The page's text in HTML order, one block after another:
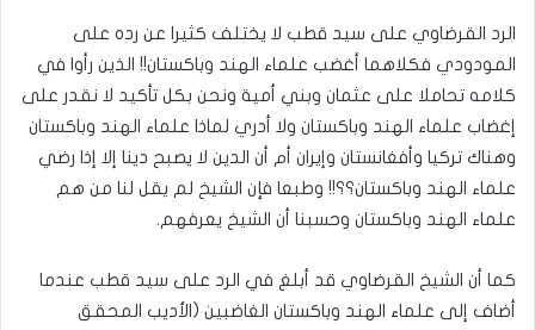
الرد القرضاوي على سيد قطب لا يختلف كثيرا عن رده على
المودودي فكلاهما أغضب علماء الهند وباكستان!! الذين رأوا في
كلامه تحاملا على عثمان وبني أمية ونحن بكل تأكيد لا نقدر على
إغضاب علماء الهند وباكستان ولا أدري لماذا علماء الهند وباكستان
وهناك تركيا وأفغانستان وإيران أم أن الدين لا يصبح دينا إلا إذا رضي
علماء الهند وباكستان؟؟!! وطبعا فإن الشيخ لم يقل لنا من هم
علماء الهند وباكستان وحسبنا أن الشيخ يعرفهم.
كما أن الشيخ القرضاوي قد أبلغ في الرد على سيد قطب عندما
أضاف إلى علماء الهند وباكستان الغاضبين (الأديب المحقق